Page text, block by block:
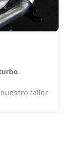
nuestro taller